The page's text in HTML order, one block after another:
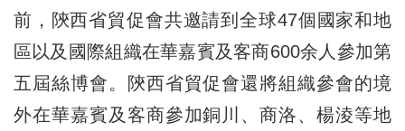
前，陝西省貿促會共邀請到全球47個國家和地
區以及國際組織在華嘉賓及客商600余人參加第
五屆絲博會。陝西省貿促會還將組織參會的境
外在華嘉賓及客商參加銅川、商洛、楊淩等地